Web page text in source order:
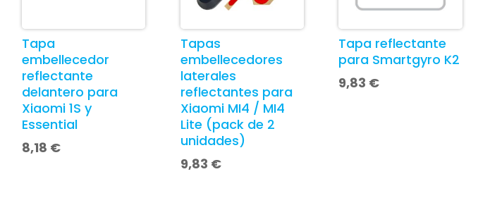
Tapa
embellecedor
reflectante
delantero para
Xiaomi 1S y
Essential
8,18 €
Tapas
embellecedores
laterales
reflectantes para
Xiaomi MI4 / MI4
Lite (pack de 2
unidades)
9,83 €
Tapa reflectante
para Smartgyro K2
9,83 €